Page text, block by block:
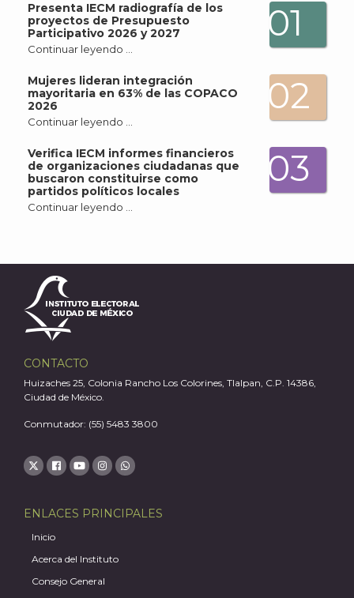
Presenta IECM radiografía de los
proyectos de Presupuesto
Participativo 2026 y 2027
Continuar leyendo …
01
Mujeres lideran integración
mayoritaria en 63% de las COPACO
2026
Continuar leyendo …
02
Verifica IECM informes financieros
de organizaciones ciudadanas que
buscaron constituirse como
partidos políticos locales
Continuar leyendo …
03
CONTACTO
Huizaches 25, Colonia Rancho Los Colorines, Tlalpan, C.P. 14386,
Ciudad de México.
Conmutador: (55) 5483 3800
ENLACES PRINCIPALES
Inicio
Acerca del Instituto
Consejo General